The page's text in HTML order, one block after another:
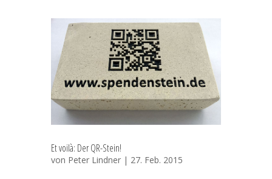
Et voilà: Der QR-Stein!
von Peter Lindner | 27. Feb. 2015